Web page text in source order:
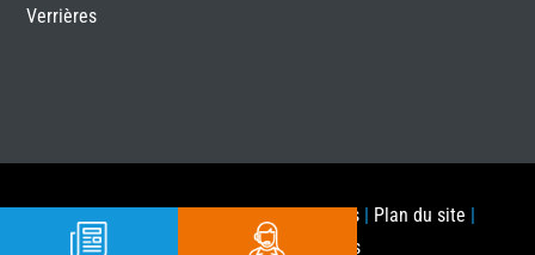
Verrières
ALUtec Menuiseries|Mentions légales | Plan du site |
Réalisation Attraptemps